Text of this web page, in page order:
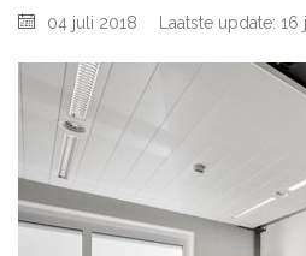
04 juli 2018 Laatste update: 16